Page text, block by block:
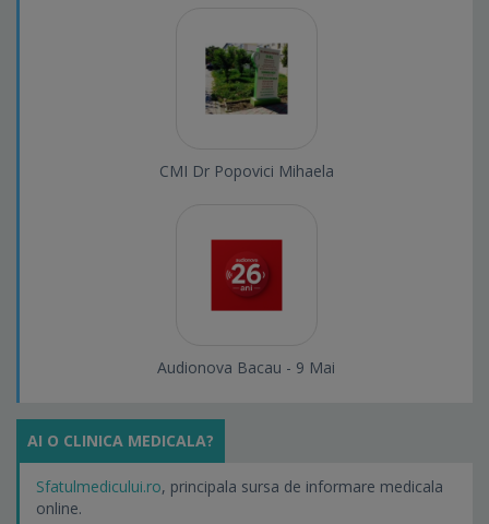
CMI Dr Popovici Mihaela
Audionova Bacau - 9 Mai
AI O CLINICA MEDICALA?
Sfatulmedicului.ro, principala sursa de informare medicala
online.